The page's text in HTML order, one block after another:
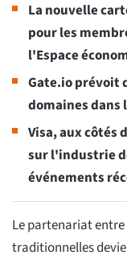
La nouvelle
pour les
l'Espace
Gate.io prévoit
domaines dans
Visa, aux côtés
sur l'industrie
événements
Le partenariat
traditionnelles